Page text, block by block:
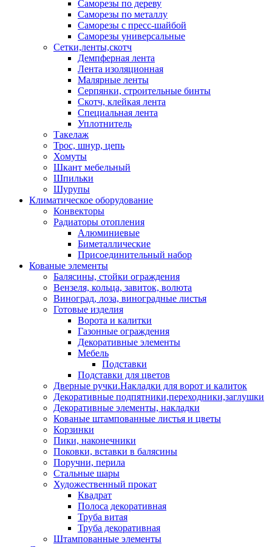
Саморезы по дереву
Саморезы по металлу
Саморезы с пресс-шайбой
Саморезы универсальные
Сетки,ленты,скотч
Демпферная лента
Лента изоляционная
Малярные ленты
Серпянки, строительные бинты
Скотч, клейкая лента
Специальная лента
Уплотнитель
Такелаж
Трос, шнур, цепь
Хомуты
Шкант мебельный
Шпильки
Шурупы
Климатическое оборудование
Конвекторы
Радиаторы отопления
Алюминиевые
Биметаллические
Присоединительный набор
Кованые элементы
Балясины, стойки ограждения
Вензеля, кольца, завиток, волюта
Виноград, лоза, виноградные листья
Готовые изделия
Ворота и калитки
Газонные ограждения
Декоративные элементы
Мебель
Подставки
Подставки для цветов
Дверные ручки.Накладки для ворот и калиток
Декоративные подпятники,переходники,заглушки
Декоративные элементы, накладки
Кованые штампованные листья и цветы
Корзинки
Пики, наконечники
Поковки, вставки в балясины
Поручни, перила
Стальные шары
Художественный прокат
Квадрат
Полоса декоративная
Труба витая
Труба декоративная
Штампованные элементы